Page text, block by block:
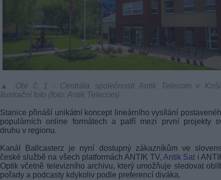
▲ Obr č. 1 - Centrála společnosti Antik Telecom v
Ilustrační foto (foto: Antik Telecom)
Stanice přináší unikátní koncept lineárního vysílání
populárních online formátech a patří mezi první projekty
druhu v regionu.
Kanál Ballcasterz je nyní dostupný zákazníkům ve
české službě na všech platformách ANTIK TV,Antik Sat i
Optik včetně televizního archivu, který umožňuje sledovat
pořady a podcasty kdykoliv podle preferencí diváka.